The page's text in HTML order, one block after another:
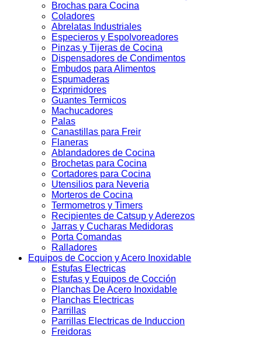
Brochas para Cocina
Coladores
Abrelatas Industriales
Especieros y Espolvoreadores
Pinzas y Tijeras de Cocina
Dispensadores de Condimentos
Embudos para Alimentos
Espumaderas
Exprimidores
Guantes Termicos
Machucadores
Palas
Canastillas para Freir
Flaneras
Ablandadores de Cocina
Brochetas para Cocina
Cortadores para Cocina
Utensilios para Neveria
Morteros de Cocina
Termometros y Timers
Recipientes de Catsup y Aderezos
Jarras y Cucharas Medidoras
Porta Comandas
Ralladores
Equipos de Coccion y Acero Inoxidable
Estufas Electricas
Estufas y Equipos de Cocción
Planchas De Acero Inoxidable
Planchas Electricas
Parrillas
Parrillas Electricas de Induccion
Freidoras